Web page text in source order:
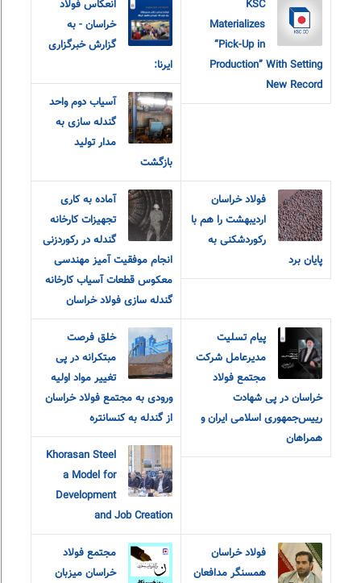
KSC
Materializes
“Pick-Up in
Production” With Setting
New Record
انعکاس فولاد
خراسان - به
گزارش خبرگزاری
ایرنا:
آسیاب دوم واحد
گندله سازی به
مدار تولید
بازگشت
فولاد خراسان
اردیبهشت را هم با
رکوردشکنی به
پایان برد
آماده به کاری
تجهیزات کارخانه
گندله در رکوردزنی
انجام موفقیت آمیز مهندسی
معکوس قطعات آسیاب کارخانه
گندله سازی فولاد خراسان
پیام تسلیت
مدیرعامل شرکت
مجتمع فولاد
خراسان در پی شهادت
رییس‌جمهوری اسلامی ایران و
همراهان
خلق فرصت
مبتکرانه در پی
تغییر مواد اولیه
ورودی به مجتمع فولاد خراسان
از گندله به کنسانتره
Khorasan Steel
a Model for
Development
and Job Creation
فولاد خراسان
همسنگر مدافعان
مجتمع فولاد
خراسان میزبان